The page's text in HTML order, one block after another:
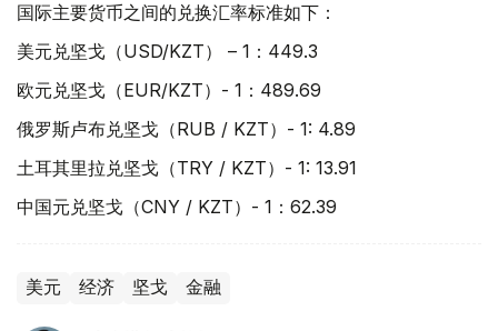
国际主要货币之间的兑换汇率标准如下：
美元兑坚戈（USD/KZT） – 1：449.3
欧元兑坚戈（EUR/KZT）- 1：489.69
俄罗斯卢布兑坚戈（RUB / KZT）- 1: 4.89
土耳其里拉兑坚戈（TRY / KZT）- 1: 13.91
中国元兑坚戈（CNY / KZT）- 1：62.39
美元 经济 坚戈 金融